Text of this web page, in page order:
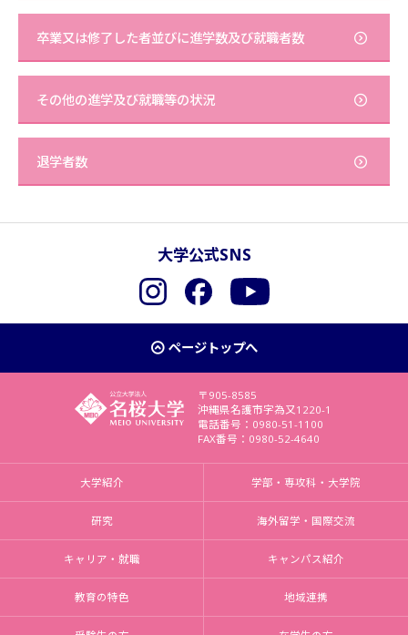
卒業又は修了した者並びに進学数及び就職者数
その他の進学及び就職等の状況
退学者数
大学公式SNS
InstagramFacebookYouTube
ページトップへ
〒905-8585
沖縄県名護市字為又1220-1
電話番号：0980-51-1100
FAX番号：0980-52-4640
大学紹介 学部・専攻科・大学院
研究 海外留学・国際交流
キャリア・就職 キャンパス紹介
教育の特色 地域連携